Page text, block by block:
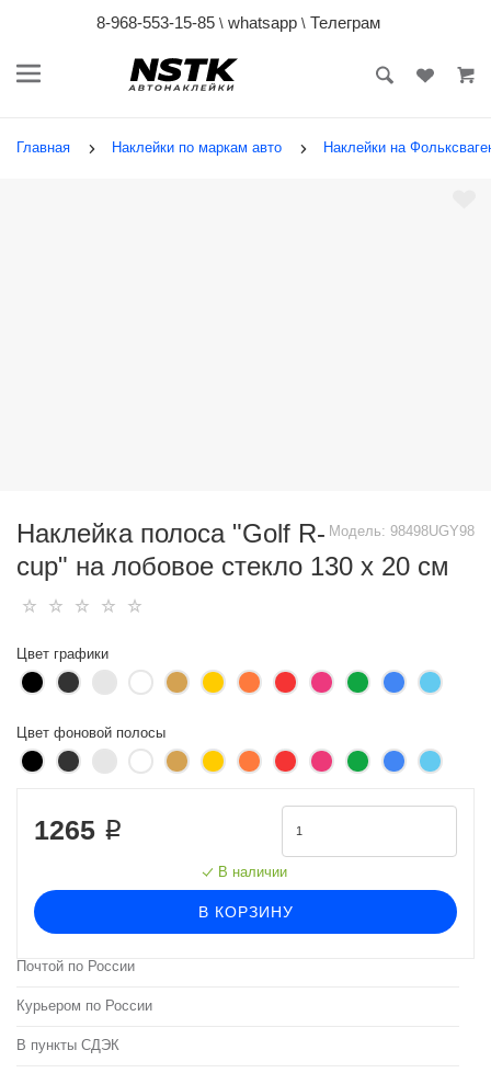
8-968-553-15-85 \ whatsapp\ Телеграм
Главная Наклейки по маркам авто Наклейки на
Модель: 98498UGY98
Наклейка полоса "Golf R-
cup" на лобовое стекло 130 х 20 см
Цвет графики
Цвет фоновой полосы
1265 ₽
В наличии
В КОРЗИНУ
Почтой по России
Курьером по России
В пункты СДЭК